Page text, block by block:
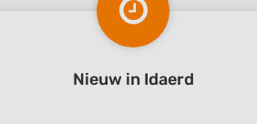
Nieuw in Idaerd